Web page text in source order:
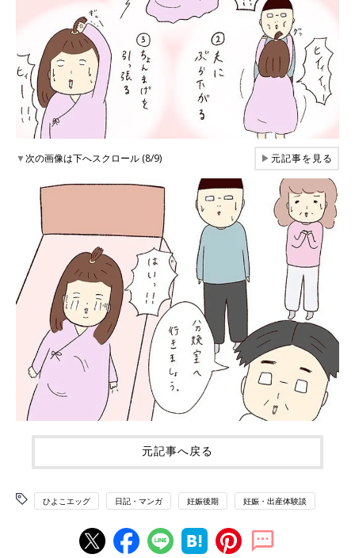
▼次の画像は下へスクロール (8/9) ▶元記事を見る
元記事へ戻る
ひよこエッグ 日記・マンガ 妊娠後期 妊娠・出産体験談